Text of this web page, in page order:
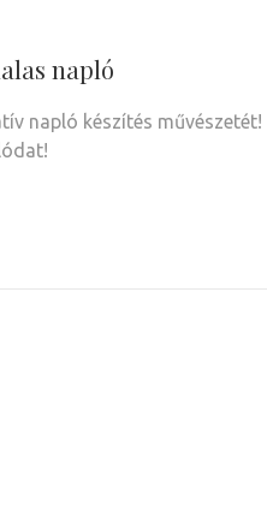
napló
napló készítés művészetét!